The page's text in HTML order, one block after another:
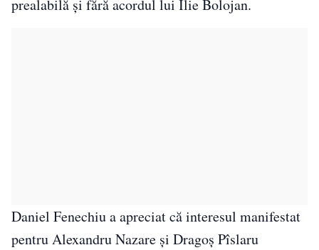
prealabilă și fără acordul lui Ilie Bolojan.
Daniel Fenechiu a apreciat că interesul manifestat
pentru Alexandru Nazare și Dragoș Pîslaru